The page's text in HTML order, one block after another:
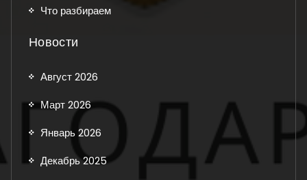
Что разбираем
Новости
Август 2026
Март 2026
Январь 2026
Декабрь 2025